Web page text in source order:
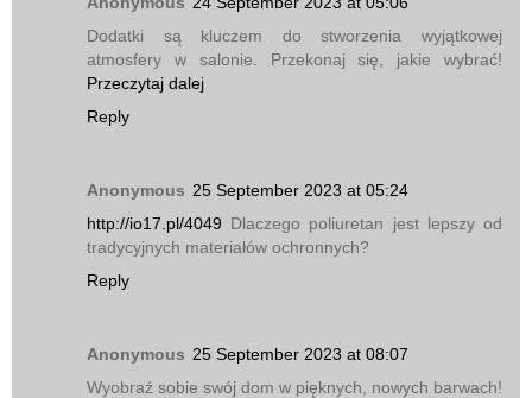
Dodatki są kluczem do stworzenia wyjątkowej
atmosfery w salonie. Przekonaj się, jakie wybrać!
Przeczytaj dalej
Reply
Anonymous 25 September 2023 at 05:24
http://io17.pl/4049 Dlaczego poliuretan jest lepszy od
tradycyjnych materiałów ochronnych?
Reply
Anonymous 25 September 2023 at 08:07
Wyobraź sobie swój dom w pięknych, nowych barwach!